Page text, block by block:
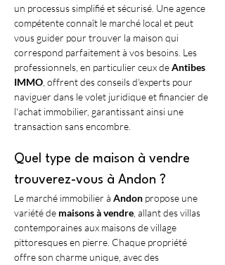
un processus simplifié et sécurisé. Une agence
compétente connaît le marché local et peut
vous guider pour trouver la maison qui
correspond parfaitement à vos besoins. Les
professionnels, en particulier ceux de Antibes
IMMO , offrent des conseils d'experts pour
naviguer dans le volet juridique et financier de
l'achat immobilier, garantissant ainsi une
transaction sans encombre.
Quel type de maison à vendre
trouverez-vous à Andon ?
Le marché immobilier à Andon propose une
variété de maisons à vendre , allant des villas
contemporaines aux maisons de village
pittoresques en pierre. Chaque propriété
offre son charme unique, avec des